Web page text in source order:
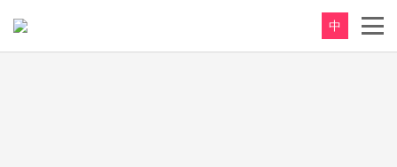
中